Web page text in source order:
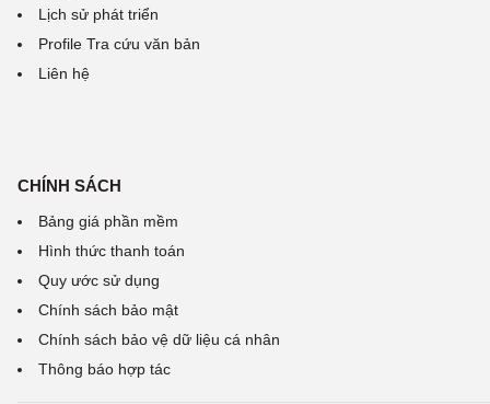
Lịch sử phát triển
Profile Tra cứu văn bản
Liên hệ
CHÍNH SÁCH
Bảng giá phần mềm
Hình thức thanh toán
Quy ước sử dụng
Chính sách bảo mật
Chính sách bảo vệ dữ liệu cá nhân
Thông báo hợp tác